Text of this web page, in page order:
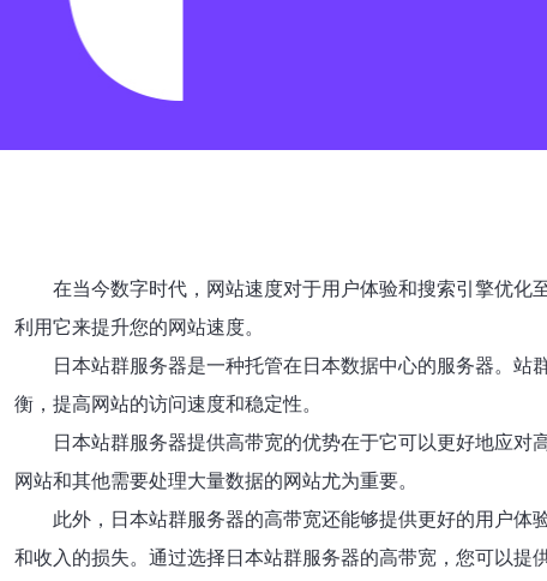
在当今数字时代，网站速度对于用户体验和搜索引擎优
利用它来提升您的网站速度。
日本站群服务器是一种托管在日本数据中心的服务器。
衡，提高网站的访问速度和稳定性。
日本站群服务器提供高带宽的优势在于它可以更好地应
网站和其他需要处理大量数据的网站尤为重要。
此外，日本站群服务器的高带宽还能够提供更好的用户
和收入的损失。通过选择日本站群服务器的高带宽，您可以提